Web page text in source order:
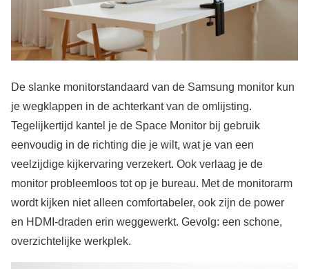
De slanke monitorstandaard van de Samsung monitor kun
je wegklappen in de achterkant van de omlijsting.
Tegelijkertijd kantel je de Space Monitor bij gebruik
eenvoudig in de richting die je wilt, wat je van een
veelzijdige kijkervaring verzekert. Ook verlaag je de
monitor probleemloos tot op je bureau. Met de monitorarm
wordt kijken niet alleen comfortabeler, ook zijn de power
en HDMI-draden erin weggewerkt. Gevolg: een schone,
overzichtelijke werkplek.